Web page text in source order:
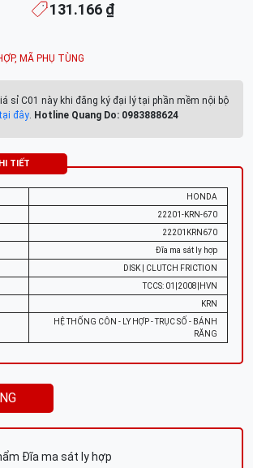
131.166 ₫
, MÃ PHỤ TÙNG
sỉ C01 này khi đăng ký đại lý tại phần mềm nội bộ
tại đây. Hotline Quang Do: 0983888624
TIẾT
HONDA
22201-KRN-670
22201KRN670
Đĩa ma sát ly hợp
DISK | CLUTCH FRICTION
TCCS: 01|2008|HVN
KRN
HỆ THỐNG CÔN - LY HỢP - TRỤC SỐ - BÁNH
RĂNG
Đĩa ma sát ly hợp